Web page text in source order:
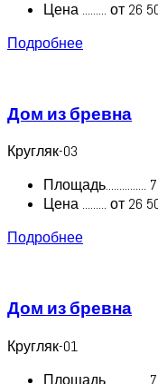
Цена ......... от 26
Подробнее
Дом из бревна
Кругляк-03
Площадь...............
Цена ......... от 26
Подробнее
Дом из бревна
Кругляк-01
Площадь...............